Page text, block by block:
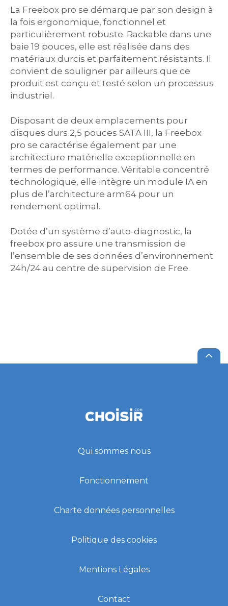
La Freebox pro se démarque par son design à
la fois ergonomique, fonctionnel et
particulièrement robuste. Rackable dans une
baie 19 pouces, elle est réalisée dans des
matériaux durcis et parfaitement résistants. Il
convient de souligner par ailleurs que ce
produit est conçu et testé selon un processus
industriel.
Disposant de deux emplacements pour
disques durs 2,5 pouces SATA III, la Freebox
pro se caractérise également par une
architecture matérielle exceptionnelle en
termes de performance. Véritable concentré
technologique, elle intègre un module IA en
plus de l’architecture arm64 pour un
rendement optimal.
Dotée d’un système d’auto-diagnostic, la
freebox pro assure une transmission de
l’ensemble de ses données d’environnement
24h/24 au centre de supervision de Free.
Qui sommes nous
Fonctionnement
Charte données personnelles
Politique des cookies
Mentions Légales
Contact